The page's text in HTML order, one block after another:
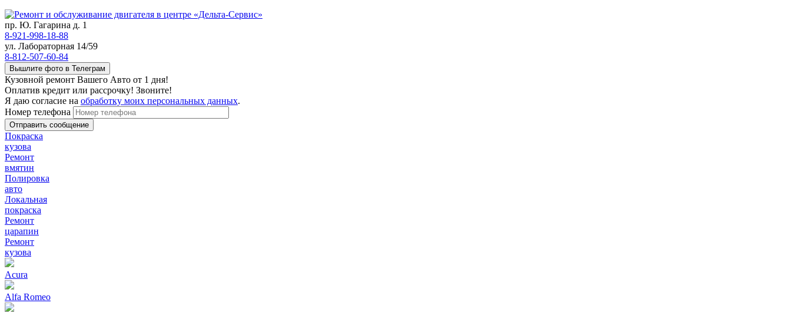
пр. Ю. Гагарина д. 1
8-921-998-18-88
ул. Лабораторная 14/59
8-812-507-60-84
Вышлите фото в Телеграм
Кузовной ремонт Вашего Авто от 1 дня!
Оплатив кредит или рассрочку! Звоните!
Я даю согласие на обработку моих персональных данных.
Номер телефона
Покраска
кузова
Ремонт
вмятин
Полировка
авто
Локальная
покраска
Ремонт
царапин
Ремонт
кузова
Acura
Alfa Romeo